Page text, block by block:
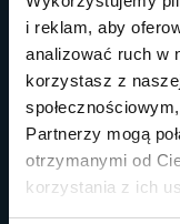
i reklam, aby
analizować ruch w
korzystasz z
Partnerzy mogą
otrzymanymi od
korzystania z ich